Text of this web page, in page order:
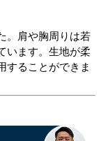
。肩や胸周りは若
います。生地が柔
することができま